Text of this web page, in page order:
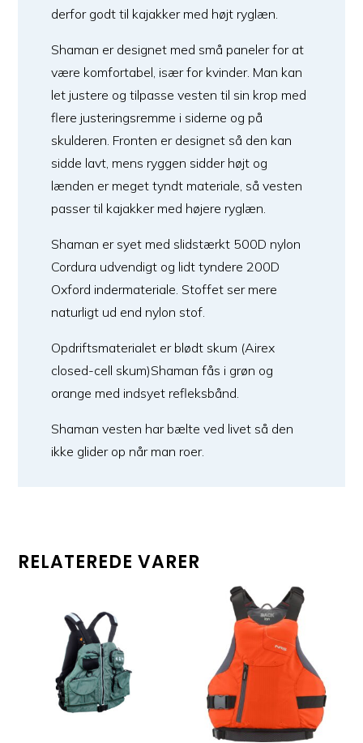
derfor godt til kajakker med højt ryglæn.
Shaman er designet med små paneler for at
være komfortabel, især for kvinder. Man kan
let justere og tilpasse vesten til sin krop med
flere justeringsremme i siderne og på
skulderen. Fronten er designet så den kan
sidde lavt, mens ryggen sidder højt og
lænden er meget tyndt materiale, så vesten
passer til kajakker med højere ryglæn.
Shaman er syet med slidstærkt 500D nylon
Cordura udvendigt og lidt tyndere 200D
Oxford indermateriale. Stoffet ser mere
naturligt ud end nylon stof.
Opdriftsmaterialet er blødt skum (Airex
closed-cell skum)Shaman fås i grøn og
orange med indsyet refleksbånd.
Shaman vesten har bælte ved livet så den
ikke glider op når man roer.
RELATEREDE VARER